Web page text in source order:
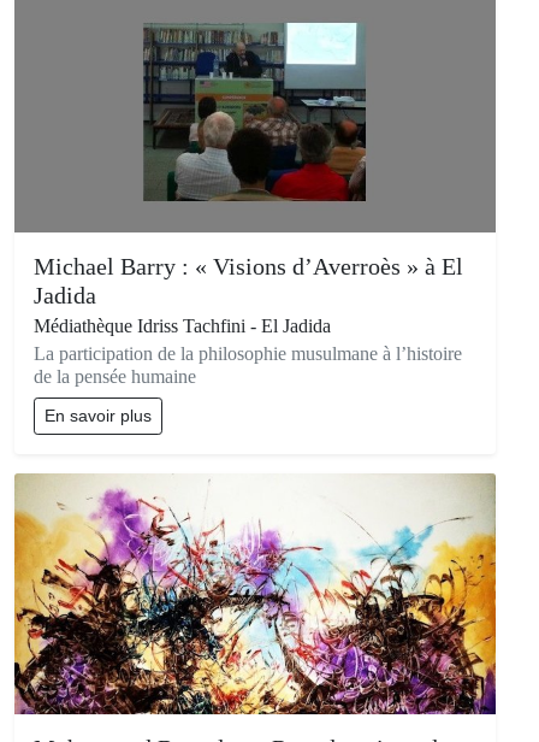
Michael Barry : « Visions d’Averroès » à El
Jadida
Médiathèque Idriss Tachfini - El Jadida
La participation de la philosophie musulmane à l’histoire
de la pensée humaine
En savoir plus